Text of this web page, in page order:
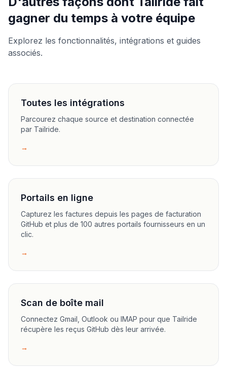
gagner du temps à votre équipe
Explorez les fonctionnalités, intégrations et guides
associés.
Toutes les intégrations
Parcourez chaque source et destination connectée
par Tailride.
→
Portails en ligne
Capturez les factures depuis les pages de facturation
GitHub et plus de 100 autres portails fournisseurs en un
clic.
→
Scan de boîte mail
Connectez Gmail, Outlook ou IMAP pour que Tailride
récupère les reçus GitHub dès leur arrivée.
→